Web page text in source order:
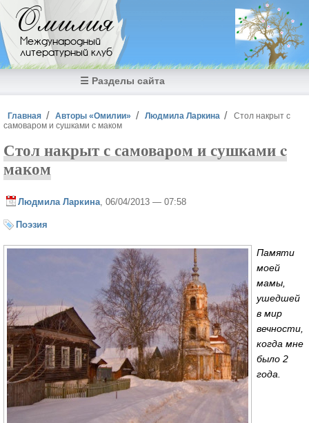
Перейти к основному содержанию
Омилия
Международный
литературный клуб
☰ Разделы сайта
Вы здесь
Главная Авторы «Омилии» Людмила Ларкина
Стол накрыт с
самоваром и сушками c маком
Стол накрыт с самоваром и сушками c
маком
Людмила Ларкина , 06/04/2013 — 07:58
Поэзия
Памяти
моей
мамы,
ушедшей
в мир
вечности,
когда мне
было 2
года.